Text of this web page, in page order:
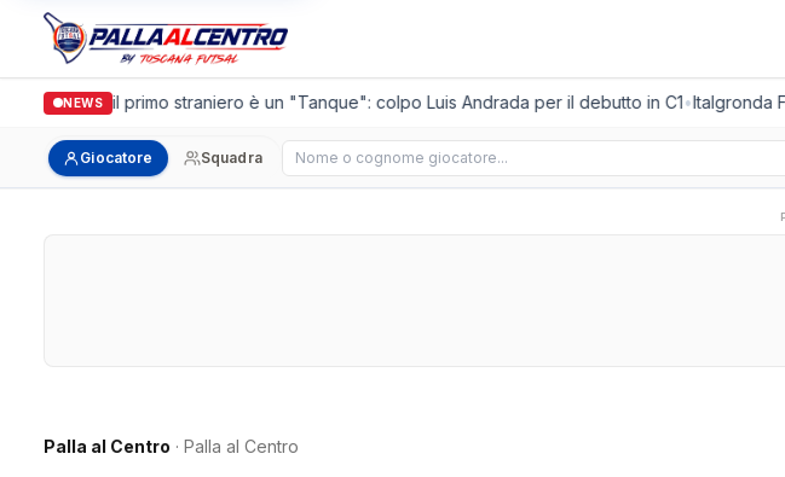
NEWS
Casalguidi, il primo straniero è un "Tanque": colpo Luis Andrada per il debutto in C1•Italgronda
Giocatore Squadra Cerca giocatore
Palla al Centro · Palla al Centro